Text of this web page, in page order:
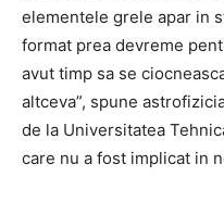
elementele grele apar in
format prea devreme
avut timp sa se
altceva”, spune
de la Universitatea
care nu a fost implicat in